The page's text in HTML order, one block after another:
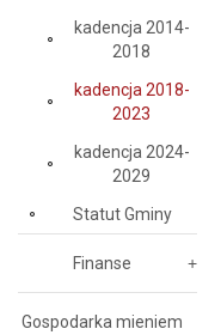
kadencja 2014-
2018
kadencja 2018-
2023
kadencja 2024-
2029
Statut Gminy
Finanse
Gospodarka mieniem